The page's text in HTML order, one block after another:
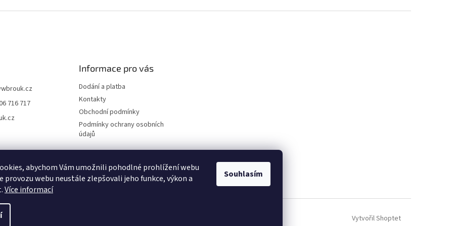
abychom Vám umožnili pohodlné prohlížení webu
provozu webu neustále zlepšovali jeho funkce, výkon a
Více informací
Souhlasím
716 717
Informace pro vás
Dodání a platba
Kontakty
Obchodní podmínky
Podmínky ochrany osobních
údajů
Vytvořil Shoptet